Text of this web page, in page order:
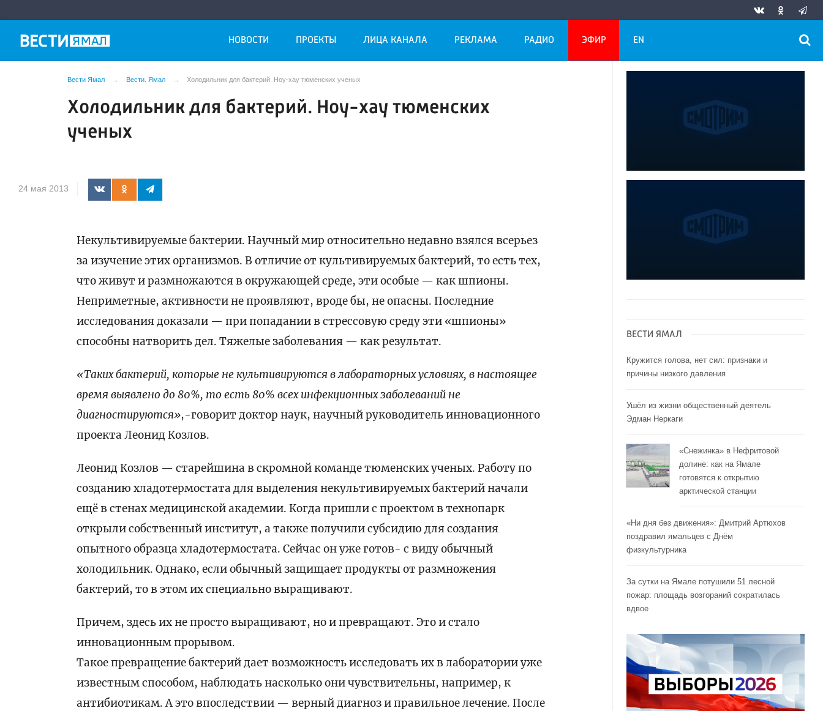
НОВОСТИ ПРОЕКТЫ ЛИЦА КАНАЛА РЕКЛАМА РАДИО ЭФИР EN
Вести Ямал Вести. Ямал Холодильник для бактерий. Ноу-хау тюменских ученых
Холодильник для бактерий. Ноу-хау тюменских
ученых
24 мая 2013
Некультивируемые бактерии. Научный мир относительно недавно взялся всерьез
за изучение этих организмов. В отличие от культивируемых бактерий, то есть тех,
что живут и размножаются в окружающей среде, эти особые — как шпионы.
Неприметные, активности не проявляют, вроде бы, не опасны. Последние
исследования доказали — при попадании в стрессовую среду эти «шпионы»
способны натворить дел. Тяжелые заболевания — как результат.
«Таких бактерий, которые не культивируются в лабораторных условиях, в настоящее
время выявлено до 80%, то есть 80% всех инфекционных заболеваний не
диагностируются»,-говорит доктор наук, научный руководитель инновационного
проекта Леонид Козлов.
Леонид Козлов — старейшина в скромной команде тюменских ученых. Работу по
созданию хладотермостата для выделения некультивируемых бактерий начали
ещё в стенах медицинской академии. Когда пришли с проектом в технопарк
открыли собственный институт, а также получили субсидию для создания
опытного образца хладотермостата. Сейчас он уже готов- с виду обычный
холодильник. Однако, если обычный защищает продукты от размножения
бактерий, то в этом их специально выращивают.
Причем, здесь их не просто выращивают, но и превращают. Это и стало
инновационным прорывом.
Такое превращение бактерий дает возможность исследовать их в лаборатории уже
известным способом, наблюдать насколько они чувствительны, например, к
антибиотикам. А это впоследствии — верный диагноз и правильное лечение. После
ВЕСТИ ЯМАЛ
Кружится голова, нет сил: признаки и
причины низкого давления
Ушёл из жизни общественный деятель
Эдман Неркаги
«Снежинка» в Нефритовой
долине: как на Ямале
готовятся к открытию
арктической станции
«Ни дня без движения»: Дмитрий Артюхов
поздравил ямальцев с Днём
физкультурника
За сутки на Ямале потушили 51 лесной
пожар: площадь возгораний сократилась
вдвое